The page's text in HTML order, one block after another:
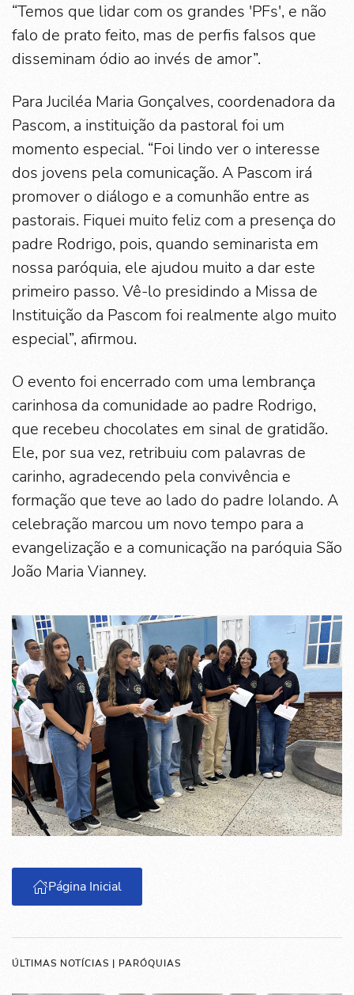
“Temos que lidar com os grandes 'PFs', e não
falo de prato feito, mas de perfis falsos que
disseminam ódio ao invés de amor”.
Para Juciléa Maria Gonçalves, coordenadora da
Pascom, a instituição da pastoral foi um
momento especial. “Foi lindo ver o interesse
dos jovens pela comunicação. A Pascom irá
promover o diálogo e a comunhão entre as
pastorais. Fiquei muito feliz com a presença do
padre Rodrigo, pois, quando seminarista em
nossa paróquia, ele ajudou muito a dar este
primeiro passo. Vê-lo presidindo a Missa de
Instituição da Pascom foi realmente algo muito
especial”, afirmou.
O evento foi encerrado com uma lembrança
carinhosa da comunidade ao padre Rodrigo,
que recebeu chocolates em sinal de gratidão.
Ele, por sua vez, retribuiu com palavras de
carinho, agradecendo pela convivência e
formação que teve ao lado do padre Iolando. A
celebração marcou um novo tempo para a
evangelização e a comunicação na paróquia São
João Maria Vianney.
Página Inicial
ÚLTIMAS NOTÍCIAS | PARÓQUIAS